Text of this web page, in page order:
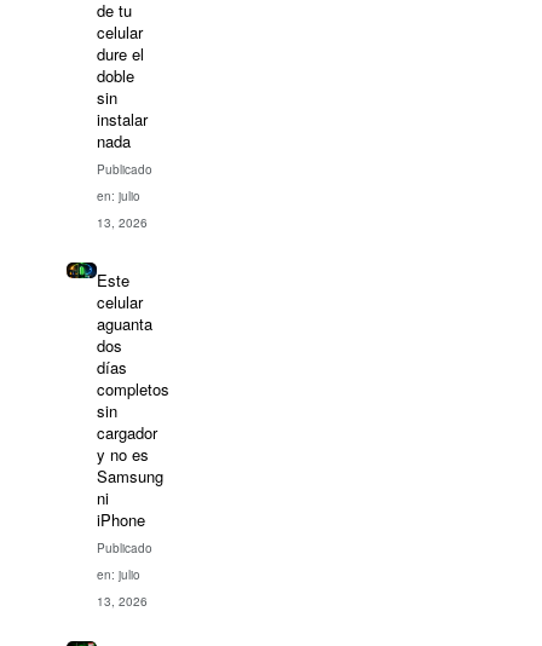
de tu
celular
dure el
doble
sin
instalar
nada
Publicado
en: julio
13, 2026
Este
celular
aguanta
dos
días
completos
sin
cargador
y no es
Samsung
ni
iPhone
Publicado
en: julio
13, 2026